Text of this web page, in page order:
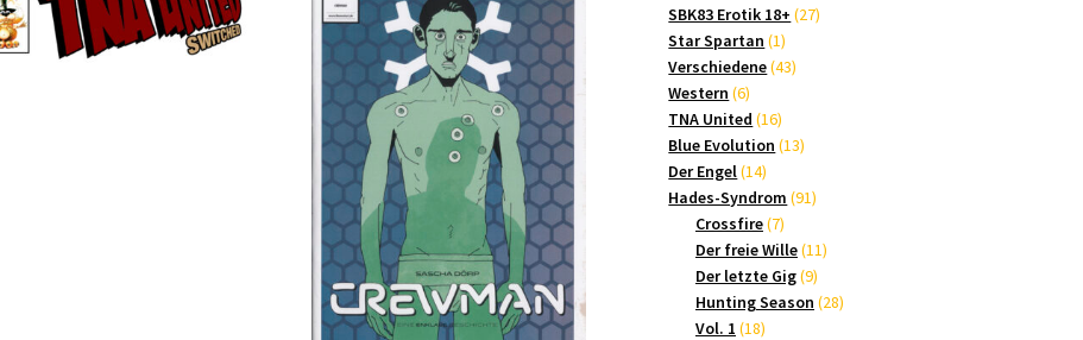
Produkte
SBK83 Erotik 18+ 2727
Star Spartan 11
Produkt
Verschiedene 4343
Western 66
Produkte
TNA United 1616
Produkte
Blue Evolution 1313
Der Engel 1414
Produkte
Hades-Syndrom 9191
Crossfire 77
Produkte
Der freie Wille 1111
Der letzte Gig 99
Produkte
Hunting Season 2828
Vol. 1 1818